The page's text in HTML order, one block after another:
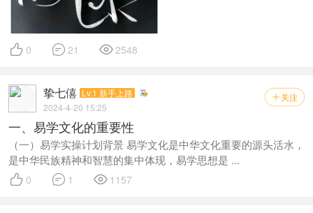
 0  21  2548
 关注
挚七僖 Lv.1 新手上路
2024-4-20 15:25
一、易学文化的重要性
（一）易学实操计划背景 易学文化是中华文化重要的源头活水，
是中华民族精神和智慧的集中体现，易学思想是 ...
 0  1  1157